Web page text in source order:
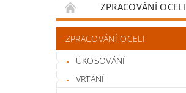
ZPRACOVÁNÍ OCELI
ZPRACOVÁNÍ OCELI
ÚKOSOVÁNÍ
VRTÁNÍ